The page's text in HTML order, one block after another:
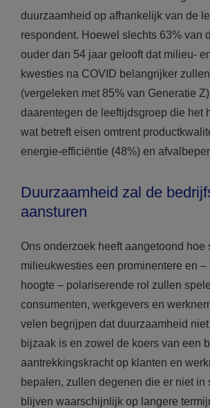
duurzaamheid op afhankelijk van de
respondent. Hoewel slechts 63% van
ouder dan 54 jaar gelooft dat milieu-
kwesties na COVID belangrijker
(vergeleken met 85% van Generatie
daarentegen de leeftijdsgroep die het
wat betreft eisen omtrent
energie-efficiëntie (48%) en
Duurzaamheid zal de
aansturen
Ons onderzoek heeft aangetoond hoe
milieukwesties een prominentere en –
hoogte – polariserende rol zullen
consumenten, werkgevers en
velen begrijpen dat duurzaamheid
bijzaak is en zowel de koers van een
aantrekkingskracht op klanten en
bepalen, zullen degenen die er niet in
blijven waarschijnlijk op langere